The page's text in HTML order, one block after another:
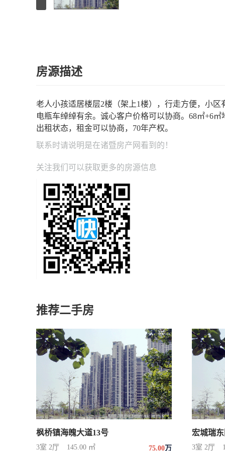
房源描述
老人小孩适居楼层2楼（架上1楼），行走方便，小
电瓶车绰绰有余。诚心客户价格可以协商。68㎡+6
出租状态，租金可以协商，70年产权。
联系时请说明是在诸暨房产网 看到的！
关注我们可以获取更多的房源信息
推荐二手房
枫桥镇海魄大道13号
3室 2厅 145.00 ㎡ 75.00万
宏城瑞
3室 2厅